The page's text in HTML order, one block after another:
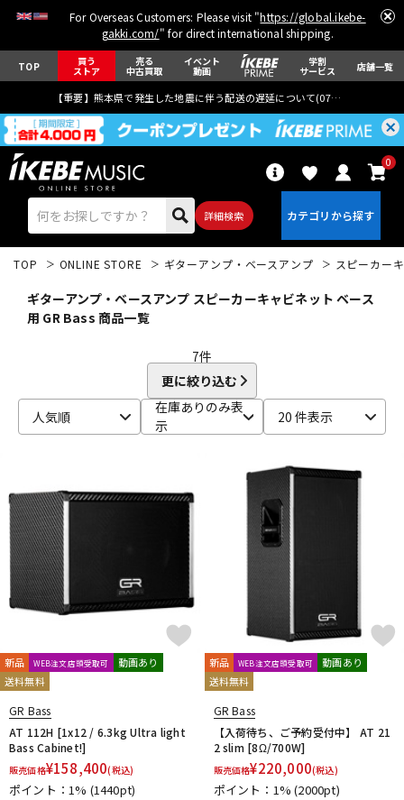
For Overseas Customers: Please visit "https://global.ikebe-
gakki.com/" for direct international shipping.
TOP 買う
ストア
売る
中古買取
イベント
動画
学割
サービス 店舗一覧
【重要】熊本県で発生した地震に伴う配送の遅延について(07月29日
詳細検索
0
ベース ウクレレ
ドラム パーカッション
電子ピアノ
その他楽器
DJ機器 DTM
TOP ONLINE STORE ギターアンプ・ベースアンプ スピーカー
ギターアンプ・ベースアンプ スピーカーキャビネット ベース
用 GR Bass 商品一覧
7件
更に絞り込む
人気順
在庫ありのみ表
示
20 件表示
新品 WEB注文店頭受取可
動画あり
送料無料
GR Bass
AT 112H [1x12 / 6.3kg Ultra light
Bass Cabinet!]
販売価格¥158,400(税込)
ポイント：1% (1440pt)
新品 WEB注文店頭受取可
動画あり
送料無料
GR Bass
【入荷待ち、ご予約受付中】 AT 21
2 slim [8Ω/700W]
販売価格¥220,000(税込)
ポイント：1%(2000pt)